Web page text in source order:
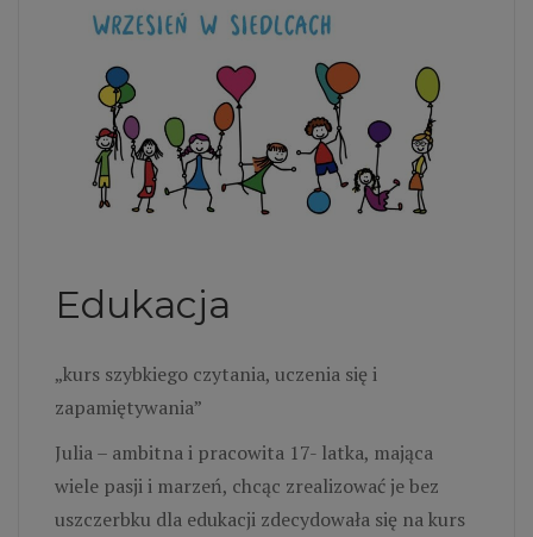
Edukacja
„kurs szybkiego czytania, uczenia się i
zapamiętywania”
Julia – ambitna i pracowita 17- latka, mająca
wiele pasji i marzeń, chcąc zrealizować je bez
uszczerbku dla edukacji zdecydowała się na kurs